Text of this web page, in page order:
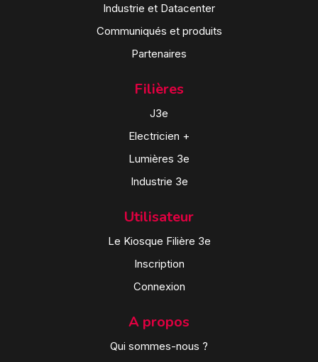
Industrie et Datacenter
Communiqués et produits
Partenaires
Filières
J3e
Electricien +
Lumières 3e
Industrie 3e
Utilisateur
Le Kiosque Filière 3e
Inscription
Connexion
A propos
Qui sommes-nous ?